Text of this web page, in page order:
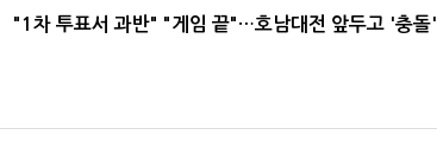
"1차 투표서 과반" "게임 끝"…호남대전 앞두고 '충돌'